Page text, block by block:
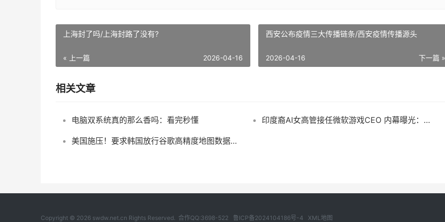
上海封了吗/上海封路了没有?
« 上一篇 2026-04-16
西安公布疫情三大传播链条/西安疫情传播源头
下一篇 »
2026-04-16
相关文章
电脑双系统真的那么香吗：看完秒懂 印度裔AI女高管接任微软游戏CEO 内幕曝光：前任业绩太差不能忍
美国施压！要求韩国放行谷歌高精度地图数据出口
Copyright © 2026 swdw.net.cn Rights Reserved. 合作QQ:3698-522 鲁ICP备2024104186号-4 XML地图